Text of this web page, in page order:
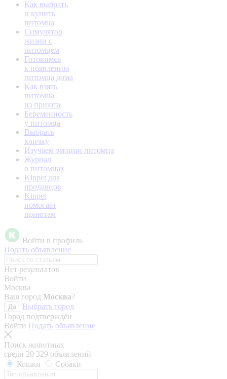
Как выбрать
и купить
питомца
Симулятор
жизни с
питомцем
Готовимся
к появлению
питомца дома
Как взять
питомца
из приюта
Беременность
у питомца
Выбрать
кличку
Изучаем эмоции питомца
Журнал
о питомцах
Kinpet для
продавцов
Kinpet
помогает
приютам
Войти в профиль
Подать объявление
Нет результатов
Войти
Москва
Ваш город Москва?
Да
Выбрать город
Город подтверждён
Войти Подать объявление
Поиск животных
среди 20 329 объявлений
Кошки
Собаки